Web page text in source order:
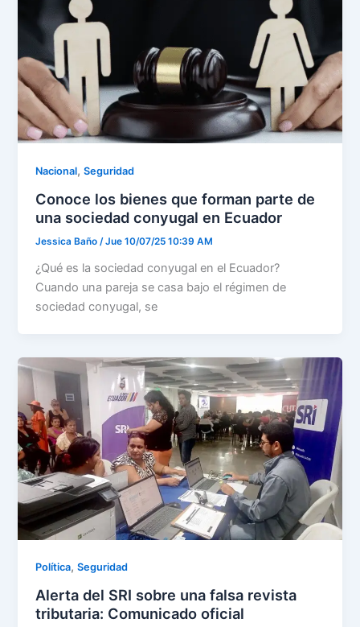
Nacional,Seguridad
Conoce los bienes que forman parte de
una sociedad conyugal en Ecuador
Jessica Baño/Jue 10/07/25 10:39 AM
¿Qué es la sociedad conyugal en el Ecuador?
Cuando una pareja se casa bajo el régimen de
sociedad conyugal, se
Política,Seguridad
Alerta del SRI sobre una falsa revista
tributaria: Comunicado oficial